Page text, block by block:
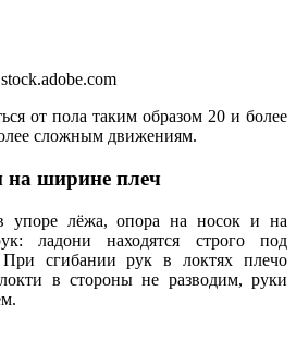
от пола таким образом 20 и более
сложным движениям.
на ширине плеч
упоре лёжа, опора на носок и на
ладони находятся строго под
При сгибании рук в локтях плечо
в стороны не разводим, руки